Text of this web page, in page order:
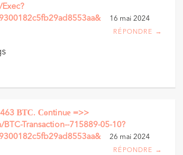
exec?
16 mai 2024
RÉPONDRE →
ВТС. Соntinuе =>>
Transaction--715889-05-10?
26 mai 2024
RÉPONDRE →